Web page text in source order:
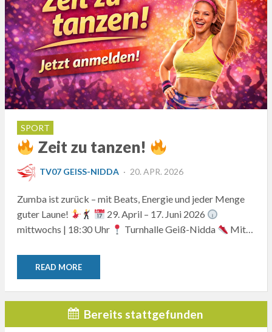
SPORT
Zeit zu tanzen!
TV07 GEISS-NIDDA
POSTED
20. APR. 2026
Zumba ist zurück – mit Beats, Energie und jeder Menge
guter Laune!
29. April – 17. Juni 2026
mittwochs | 18:30 Uhr
Turnhalle Geiß-Nidda Mit…
READ MORE
Bereits stattgefunden